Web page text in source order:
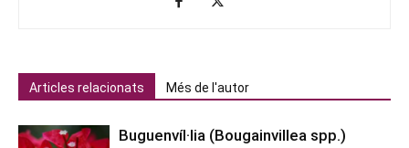
Articles relacionats Més de l'autor
Buguenvíl·lia (Bougainvillea spp.)